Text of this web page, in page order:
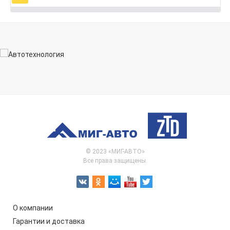
© 2023 «МИГ-АВТО»
Все права защищены.
О компании
Гарантии и доставка